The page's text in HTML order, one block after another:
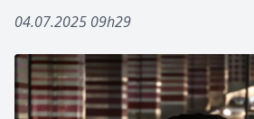
04.07.2025 09h29